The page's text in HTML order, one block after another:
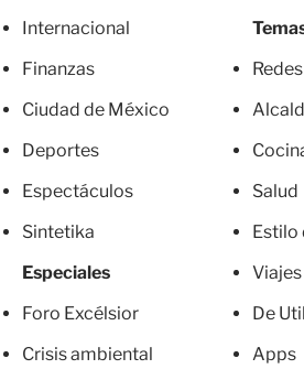
Internacional
Finanzas
Ciudad de México
Deportes
Espectáculos
Sintetika
Especiales
Foro Excélsior
Crisis ambiental
Salud
Estilo
Viajes
De
Apps